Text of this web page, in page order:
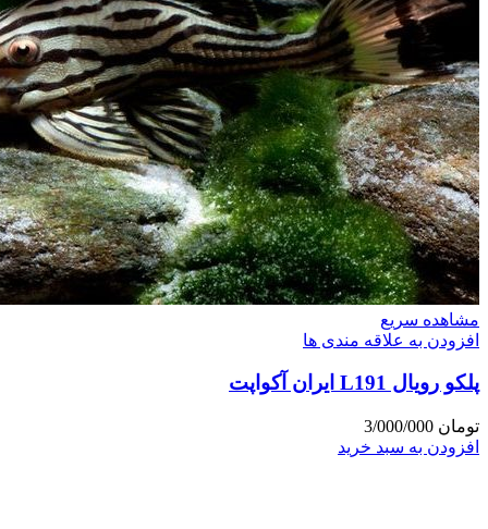
مشاهده سریع
افزودن به علاقه مندی ها
پلکو رویال L191 ایران آکواپت
تومان
افزودن به سبد خرید